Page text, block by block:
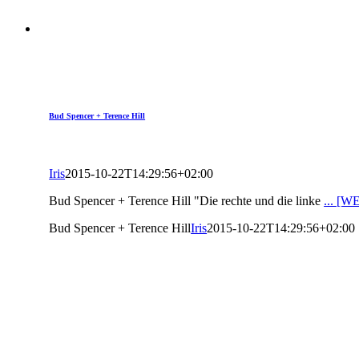
Bud Spencer + Terence Hill
Iris2015-10-22T14:29:56+02:00
Bud Spencer + Terence Hill "Die rechte und die linke ...
Bud Spencer + Terence HillIris2015-10-22T14:29:56+02:00